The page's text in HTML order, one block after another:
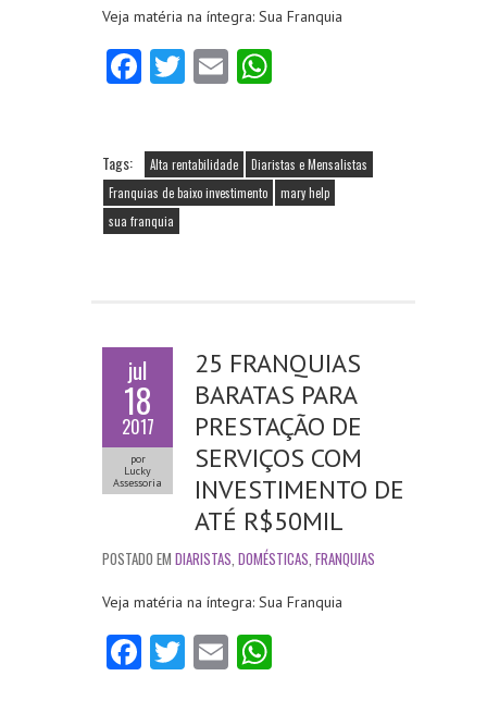
Veja matéria na íntegra: Sua Franquia
Fa
o
o
k
T
er
E
l A
p
Tags: Alta rentabilidade
Diaristas e Mensalistas
Franquias de baixo investimento
mary help
sua franquia
jul
18
2017
por
Lucky
Assessoria
25 FRANQUIAS
BARATAS PARA
PRESTAÇÃO DE
SERVIÇOS COM
INVESTIMENTO DE
ATÉ R$50MIL
POSTADO EM DIARISTAS, DOMÉSTICAS, FRANQUIAS
Veja matéria na íntegra: Sua Franquia
Fa T E